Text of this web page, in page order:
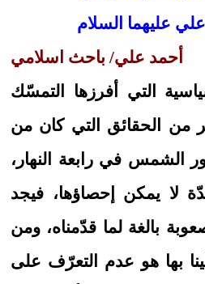
عليهما السلام
أحمد علي/ باحث اسلامي
التي أفرزها التمسّك
من الحقائق التي كان من
الشمس في رابعة النهار،
لا يمكن إحصاؤها، فيجد
بالغة لما قدّمناه، ومن
بها هو عدم التعرّف على